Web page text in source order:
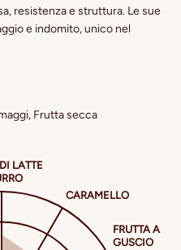
resistenza e struttura. Le sue
e indomito, unico nel
Frutta secca